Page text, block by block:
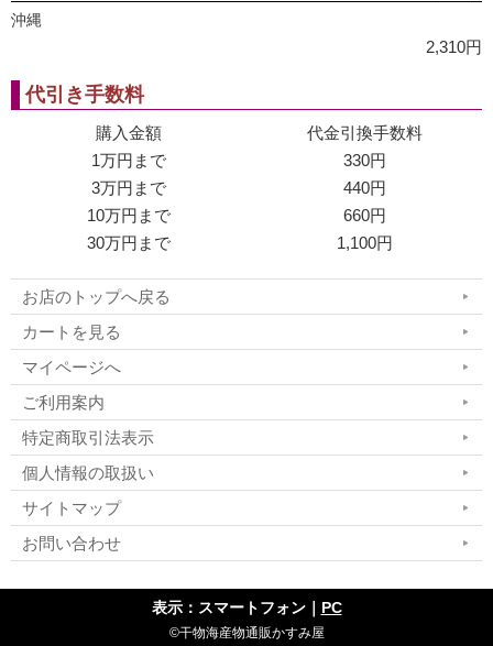
沖縄
2,310円
代引き手数料
購入金額
代金引換手数料
1万円まで
330円
3万円まで
440円
10万円まで
660円
30万円まで
1,100円
お店のトップへ戻る
カートを見る
マイページへ
ご利用案内
特定商取引法表示
個人情報の取扱い
サイトマップ
お問い合わせ
表示：スマートフォン｜ PC
©干物海産物通販かすみ屋